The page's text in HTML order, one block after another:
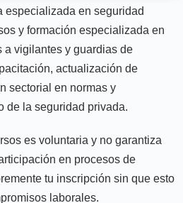
especializada en seguridad
y formación especializada en
a vigilantes y guardias de
actualización de
sectorial en normas y
de la seguridad privada.
es voluntaria y no garantiza
en procesos de
tu inscripción sin que esto
laborales.